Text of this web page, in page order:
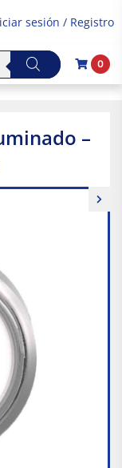
sesión / Registro
0
–